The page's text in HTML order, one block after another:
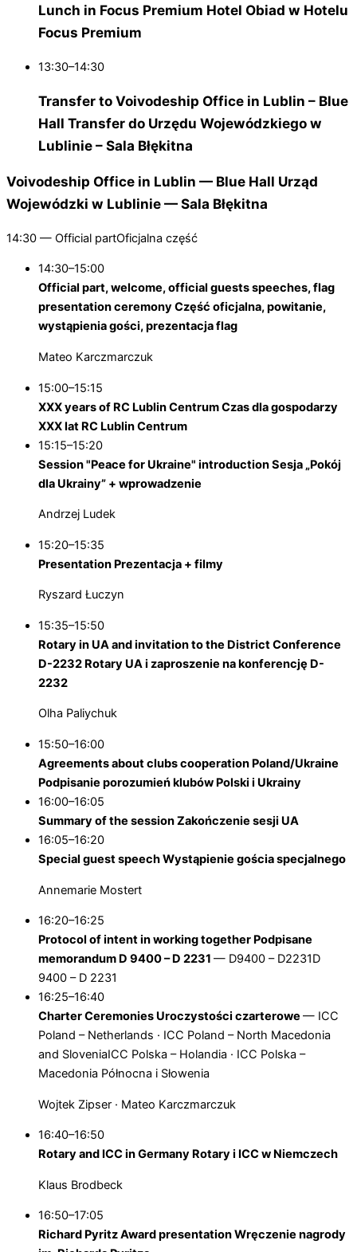
Lunch in Focus Premium Hotel Obiad w Hotelu
Focus Premium
13:30–14:30
Transfer to Voivodeship Office in Lublin – Blue
Hall Transfer do Urzędu Wojewódzkiego w
Lublinie – Sala Błękitna
Voivodeship Office in Lublin — Blue Hall Urząd
Wojewódzki w Lublinie — Sala Błękitna
14:30 — Official partOficjalna część
14:30–15:00
Official part, welcome, official guests speeches, flag
presentation ceremonyCzęść oficjalna, powitanie,
wystąpienia gości, prezentacja flag
Mateo Karczmarczuk
15:00–15:15
XXX years of RC Lublin CentrumCzas dla gospodarzy
XXX lat RC Lublin Centrum
15:15–15:20
Session "Peace for Ukraine" introductionSesja „Pokój
dla Ukrainy” + wprowadzenie
Andrzej Ludek
15:20–15:35
Presentation Prezentacja + filmy
Ryszard Łuczyn
15:35–15:50
Rotary in UA and invitation to the District Conference
D-2232 Rotary UA i zaproszenie na konferencję D-
2232
Olha Paliychuk
15:50–16:00
Agreements about clubs cooperation Poland/Ukraine
Podpisanie porozumień klubów Polski i Ukrainy
16:00–16:05
Summary of the sessionZakończenie sesji UA
16:05–16:20
Special guest speechWystąpienie gościa specjalnego
Annemarie Mostert
16:20–16:25
Protocol of intent in working together Podpisane
memorandum D 9400 – D 2231 — D9400 – D2231D
9400 – D 2231
16:25–16:40
Charter Ceremonies Uroczystości czarterowe — ICC
Poland – Netherlands · ICC Poland – North Macedonia
and SloveniaICC Polska – Holandia · ICC Polska –
Macedonia Północna i Słowenia
Wojtek Zipser · Mateo Karczmarczuk
16:40–16:50
Rotary and ICC in Germany Rotary i ICC w Niemczech
Klaus Brodbeck
16:50–17:05
Richard Pyritz Award presentationWręczenie nagrody